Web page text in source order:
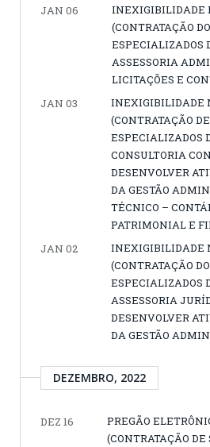
JAN 06
INEXIGIBILIDADE
(CONTRATAÇÃO
ESPECIALIZADOS
ASSESSORIA
LICITAÇÕES E
JAN 03
INEXIGIBILIDADE
(CONTRATAÇÃO
ESPECIALIZADOS
CONSULTORIA
DESENVOLVER
DA GESTÃO
TÉCNICO –
PATRIMONIAL E
JAN 02
INEXIGIBILIDADE
(CONTRATAÇÃO
ESPECIALIZADOS
ASSESSORIA
DESENVOLVER
DA GESTÃO
DEZEMBRO, 2022
DEZ 16
PREGÃO
(CONTRATAÇÃO